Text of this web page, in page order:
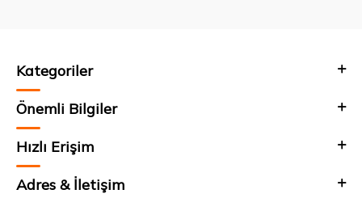
Kategoriler
Önemli Bilgiler
Hızlı Erişim
Adres & İletişim